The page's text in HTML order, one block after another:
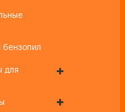
бензопил
для